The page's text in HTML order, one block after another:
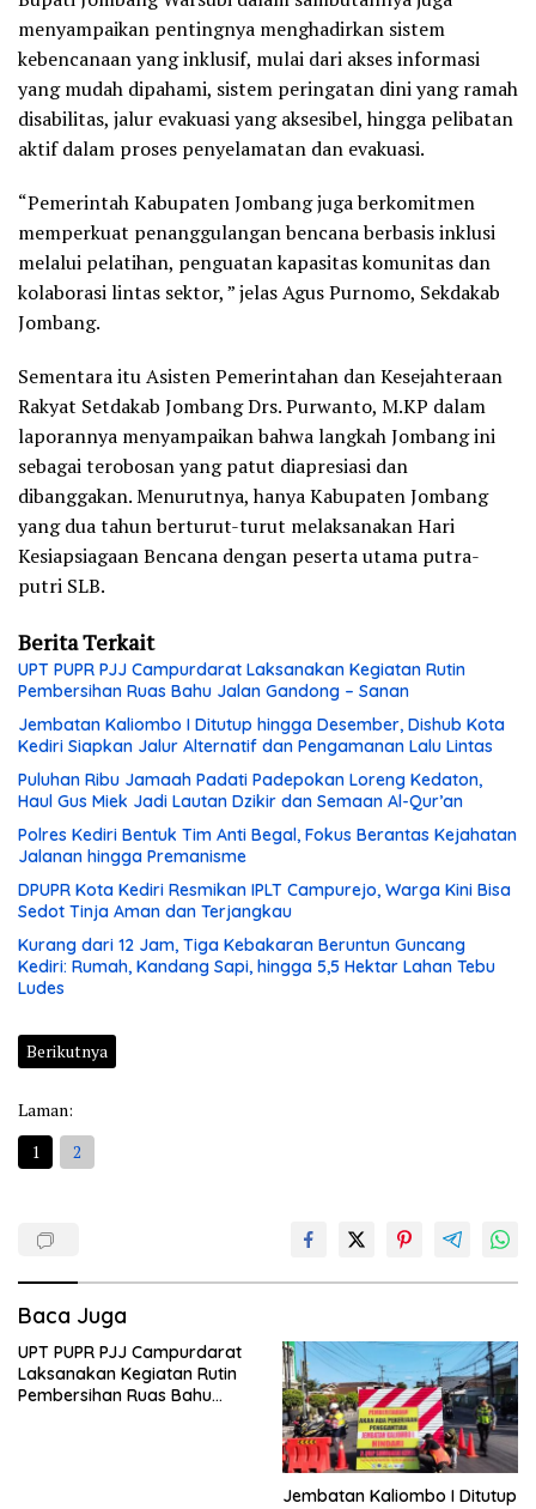
menyampaikan pentingnya menghadirkan sistem
kebencanaan yang inklusif, mulai dari akses informasi
yang mudah dipahami, sistem peringatan dini yang ramah
disabilitas, jalur evakuasi yang aksesibel, hingga pelibatan
aktif dalam proses penyelamatan dan evakuasi.
“Pemerintah Kabupaten Jombang juga berkomitmen
memperkuat penanggulangan bencana berbasis inklusi
melalui pelatihan, penguatan kapasitas komunitas dan
kolaborasi lintas sektor, ” jelas Agus Purnomo, Sekdakab
Jombang.
Sementara itu Asisten Pemerintahan dan Kesejahteraan
Rakyat Setdakab Jombang Drs. Purwanto, M.KP dalam
laporannya menyampaikan bahwa langkah Jombang ini
sebagai terobosan yang patut diapresiasi dan
dibanggakan. Menurutnya, hanya Kabupaten Jombang
yang dua tahun berturut-turut melaksanakan Hari
Kesiapsiagaan Bencana dengan peserta utama putra-
putri SLB.
Berita Terkait
UPT PUPR PJJ Campurdarat Laksanakan Kegiatan Rutin
Pembersihan Ruas Bahu Jalan Gandong – Sanan
Jembatan Kaliombo I Ditutup hingga Desember, Dishub Kota
Kediri Siapkan Jalur Alternatif dan Pengamanan Lalu Lintas
Puluhan Ribu Jamaah Padati Padepokan Loreng Kedaton,
Haul Gus Miek Jadi Lautan Dzikir dan Semaan Al-Qur’an
Polres Kediri Bentuk Tim Anti Begal, Fokus Berantas Kejahatan
Jalanan hingga Premanisme
DPUPR Kota Kediri Resmikan IPLT Campurejo, Warga Kini Bisa
Sedot Tinja Aman dan Terjangkau
Kurang dari 12 Jam, Tiga Kebakaran Beruntun Guncang
Kediri: Rumah, Kandang Sapi, hingga 5,5 Hektar Lahan Tebu
Ludes
Berikutnya
Laman:
1
2
Baca Juga
UPT PUPR PJJ Campurdarat
Laksanakan Kegiatan Rutin
Pembersihan Ruas Bahu
Jembatan Kaliombo I Ditutup